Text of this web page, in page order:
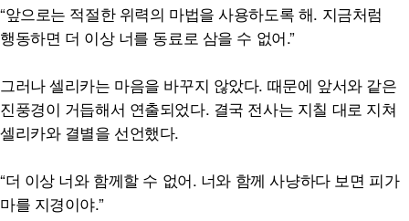
“앞으로는 적절한 위력의 마법을 사용하도록 해. 지금처럼
행동하면 더 이상 너를 동료로 삼을 수 없어.”
그러나 셀리카는 마음을 바꾸지 않았다. 때문에 앞서와 같은
진풍경이 거듭해서 연출되었다. 결국 전사는 지칠 대로 지쳐
셀리카와 결별을 선언했다.
“더 이상 너와 함께할 수 없어. 너와 함께 사냥하다 보면 피가
마를 지경이야.”